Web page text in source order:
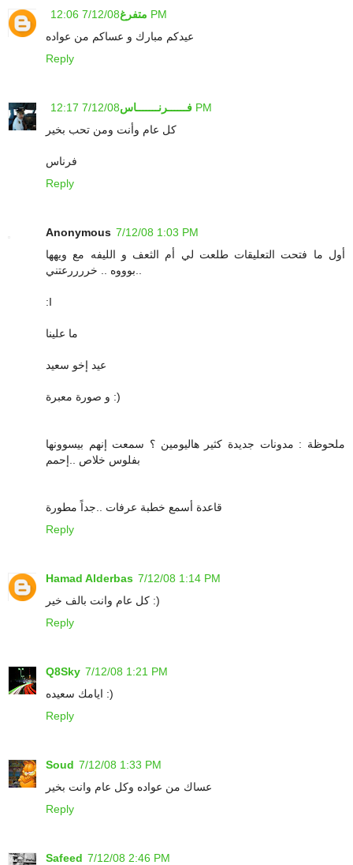
متفرغ 7/12/08 12:06 PM
عيدكم مبارك و عساكم من عواده
Reply
فــــــرنـــــــاس 7/12/08 12:17 PM
كل عام وأنت ومن تحب بخير
فرناس
Reply
Anonymous 7/12/08 1:03 PM
أول ما فتحت التعليقات طلعت لي أم الثعف و الليفه مع ويهها
..بوووه .. خررررعتني
:I
ما علينا
عيد إخو سعيد
و صورة معبرة :)
ملحوظة : مدونات جديدة كثير هاليومين ؟ سمعت إنهم بيسوونها
بفلوس خلاص ..إحمم
قاعدة أسمع خطبة عرفات ..جداً مطورة
Reply
Hamad Alderbas 7/12/08 1:14 PM
كل عام وانت بالف خير :)
Reply
Q8Sky 7/12/08 1:21 PM
ايامك سعيده :)
Reply
Soud 7/12/08 1:33 PM
عساك من عواده وكل عام وانت بخير
Reply
Safeed 7/12/08 2:46 PM